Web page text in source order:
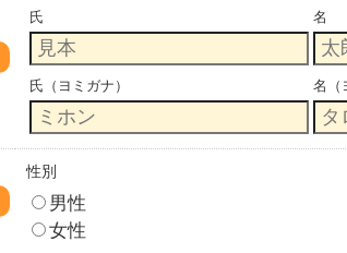
氏 名
氏（ヨミガナ） 名（
性別
男性
女性